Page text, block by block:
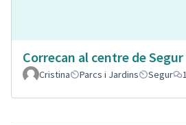
Correcan al centre de Segur
Cristina
Parcs i Jardins Segur 1